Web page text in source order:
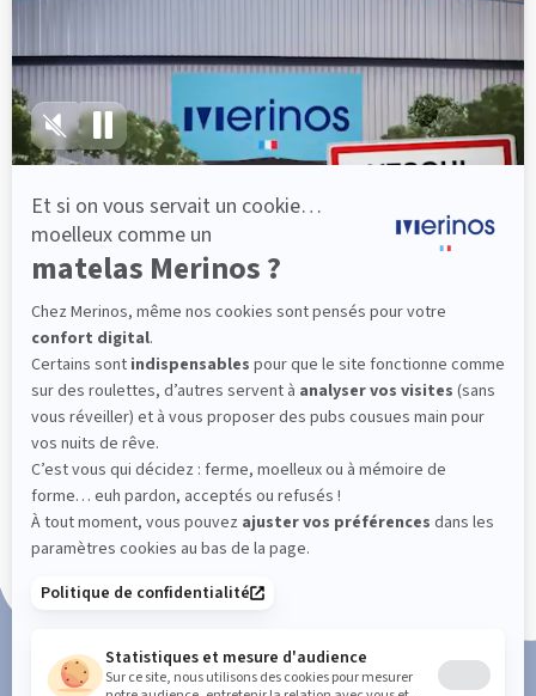
501,00 €
Découvrir
Fabrication Française
101 nuits d'essai*
Paiement en 3x ou 4x sans frais